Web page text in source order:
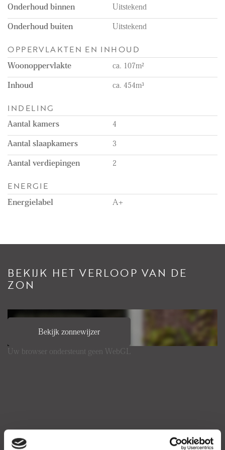
Extra remarks
- Available directly
- Energy label A+
- Rental price excludes the costs of utilities, TV and internet
- 2 months deposit
- Pets are not allowed
- Unfurnished
- Floor heating
- 3 bedrooms
- 2 bathrooms
Onderhoud binnen Uitstekend
Onderhoud buiten Uitstekend
OPPERVLAKTEN EN INHOUD
Woonoppervlakte ca. 107m²
Inhoud ca. 454m³
INDELING
Aantal kamers 4
Aantal slaapkamers 3
Aantal verdiepingen 2
ENERGIE
Energielabel A+
BEKIJK HET VERLOOP VAN DE
ZON
Bekijk zonnewijzer
Uw browser ondersteunt geen WebGL